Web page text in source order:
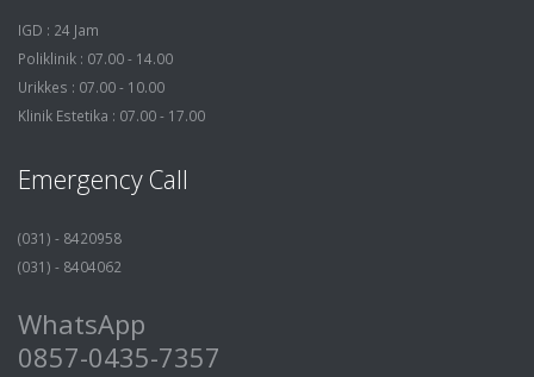
IGD : 24 Jam
Poliklinik : 07.00 - 14.00
Urikkes : 07.00 - 10.00
Klinik Estetika : 07.00 - 17.00
Emergency Call
(031) - 8420958
(031) - 8404062
WhatsApp
0857-0435-7357